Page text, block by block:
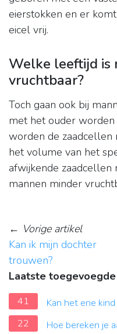
eierstokken en er
eicel vrij.
Welke leeftijd is
vruchtbaar?
Toch gaan ook bij
met het ouder worden
worden de
het volume van het
afwijkende
mannen minder
← Vorige artikel
Kan ik mijn dochter
trouwen?
Laatste
41
Kan het ene
22
Hoe bereken je